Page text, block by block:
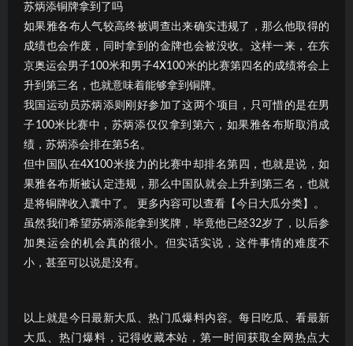
苏炳添铜牌拿到了吗
如果雅各布人气较高终被调查出来确实违规了，那么他取得的
成绩也会作废，同时拿到的金牌也会被没收。这样一来，在东
京奥运会男子100米和男子4X100米的比赛第四名的成绩将会上
升到第三名，也就意味着能够拿到铜牌。
我国运动员苏炳添则刚好参加了这两个项目，只可惜的是在男
子100米比赛中，苏炳添仅仅拿到第六，如果雅各布斯取消成
绩，苏炳添会排在第5名。
但中国队在4X100米接力的比赛中却排名第四，也就是说，如
果雅各布斯被认定违规，那么中国队就会上升到第三名，也就
是将铜牌收入囊中了。 更多内容可以查看【今日大瓜分类】。
虽然我们希望苏炳添能拿到奖牌，毕竟他已经32岁了，以后参
加奥运会的机会真的很小。但实话实说，这件事情的难度不
小，甚至可以说是没有。
以上就是今日最新大瓜、热门瓜爆料内容。每日吃瓜、看最新
大瓜、热门爆料，记得收藏本站，第一时间获取全网热点大